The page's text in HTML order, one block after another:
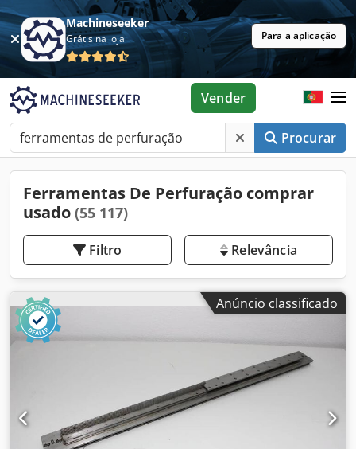
Machineseeker
Grátis na loja Para a aplicação
Procurar
Vender
Ferramentas De Perfuração comprar
usado (55 117)
Filtro Relevância
Anúncio classificado